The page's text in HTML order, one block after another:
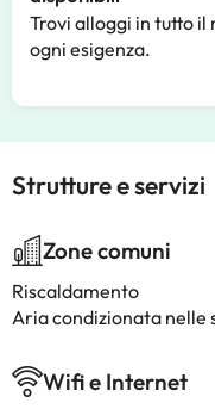
Trovi alloggi in tutto il
ogni esigenza.
Strutture e servizi
Zone comuni
Riscaldamento
Aria condizionata nelle
Wifi e Internet